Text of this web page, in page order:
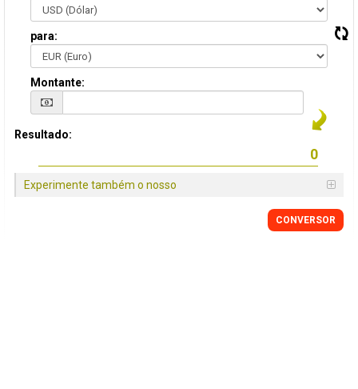
para:
Montante:
Resultado:
Experimente também o nosso
CONVERSOR